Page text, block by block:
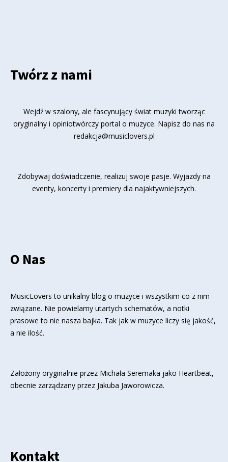
Twórz z nami
Wejdź w szalony, ale fascynujący świat muzyki tworząc
oryginalny i opiniotwórczy portal o muzyce. Napisz do nas na
redakcja@musiclovers.pl
Zdobywaj doświadczenie, realizuj swoje pasje. Wyjazdy na
eventy, koncerty i premiery dla najaktywniejszych.
O Nas
MusicLovers to unikalny blog o muzyce i wszystkim co z nim
związane. Nie powielamy utartych schematów, a notki
prasowe to nie nasza bajka. Tak jak w muzyce liczy się jakość,
a nie ilość.
Założony oryginalnie przez Michała Seremaka jako Heartbeat,
obecnie zarządzany przez Jakuba Jaworowicza.
Kontakt